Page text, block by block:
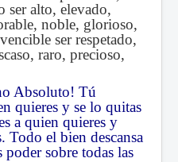
ser alto, elevado,
noble, glorioso,
ser respetado,
raro, precioso,
Absoluto! Tú
quieres y se lo quitas
a quien quieres y
Todo el bien descansa
sobre todas las